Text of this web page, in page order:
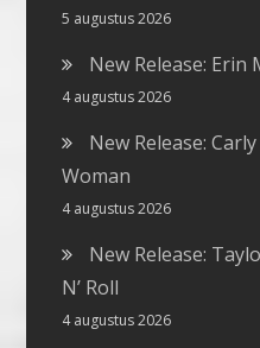
5 augustus 2026
New Release: Erin
4 augustus 2026
New Release:
Woman
4 augustus 2026
New Release:
N’ Roll
4 augustus 2026